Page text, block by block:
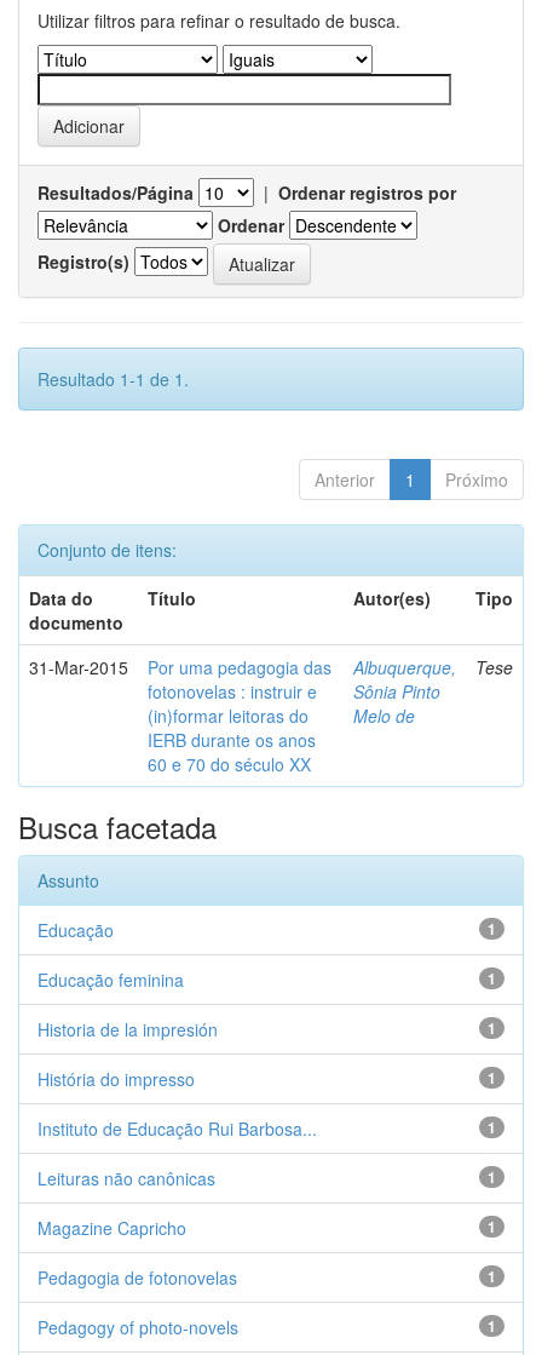
Utilizar filtros para refinar o resultado de busca.
Resultados/Página | Ordenar registros por
Ordenar
Registro(s)
Resultado 1-1 de 1.
Anterior 1 Próximo
Conjunto de itens:
Data do
documento
Título Autor(es) Tipo
31-Mar-2015
Por uma pedagogia das
fotonovelas : instruir e
(in)formar leitoras do
IERB durante os anos
60 e 70 do século XX
Albuquerque,
Sônia Pinto
Melo de
Tese
Busca facetada
Assunto
1
Educação
1
Educação feminina
1
Historia de la impresión
1
História do impresso
1
Instituto de Educação Rui Barbosa...
1
Leituras não canônicas
1
Magazine Capricho
1
Pedagogia de fotonovelas
1
Pedagogy of photo-novels